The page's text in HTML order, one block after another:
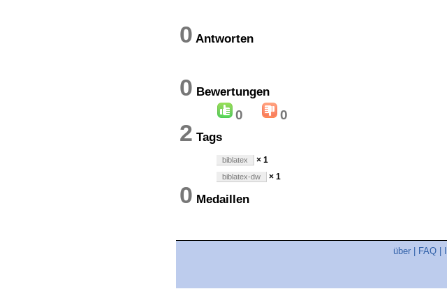
0 Antworten
0 Bewertungen
0 0
2 Tags
biblatex × 1
biblatex-dw × 1
0 Medaillen
über FAQ